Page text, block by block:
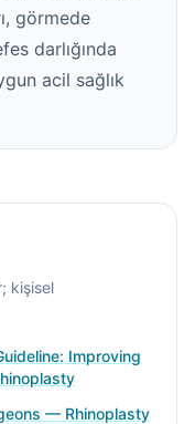
görmede
darlığında
acil sağlık
kişisel
Improving
— Rhinoplasty